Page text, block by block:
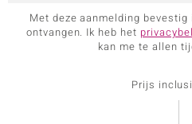
Met deze aanmelding
ontvangen. Ik heb het
kan me te allen
Prijs